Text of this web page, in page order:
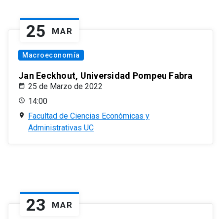
25 MAR
Macroeconomía
Jan Eeckhout, Universidad Pompeu Fabra
25 de Marzo de 2022
14:00
Facultad de Ciencias Económicas y
Administrativas UC
23 MAR